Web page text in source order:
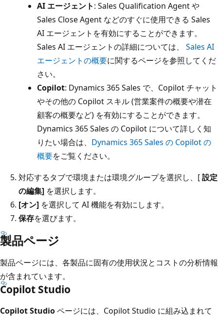
AI エージェント: Sales Qualification Agent や
Sales Close Agent などのすぐに使用できる Sales
AI エージェントを有効にすることができます。
Sales AI エージェントの詳細については、 Sales AI
エージェントの概要に関するページを参照してくだ
さい。
Copilot: Dynamics 365 Sales で、Copilot チャット
やその他の Copilot スキル (営業案件の概要や潜在
顧客の概要など) を有効にすることができます。
Dynamics 365 Sales の Copilot について詳しく知
りたい場合は、 Dynamics 365 Sales の Copilot の
概要をご覧ください。
対応するタブで環境または環境グループを選択し、[設定
の編集] を選択します。
[オン] を選択して AI 機能を有効にします。
保存を選びます。
製品ページ
製品ページには、各製品に固有の使用状況とコストの分析情報
が含まれています。
Copilot Studio
Copilot Studioページには、Copilot Studio に組み込まれて